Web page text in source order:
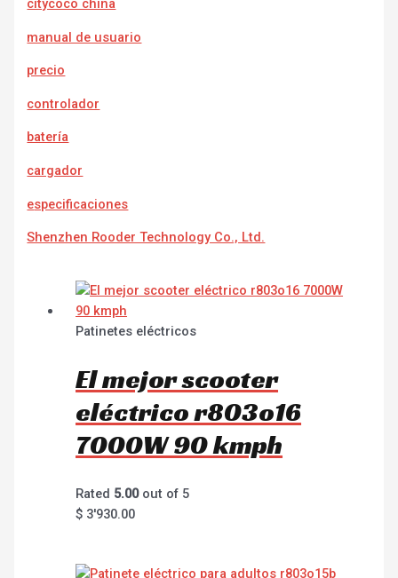
citycoco china
manual de usuario
precio
controlador
batería
cargador
especificaciones
Shenzhen Rooder Technology Co., Ltd.
Patinetes eléctricos
El mejor scooter
eléctrico r803o16
7000W 90 kmph
Rated 5.00out of 5
$ 3'930.00